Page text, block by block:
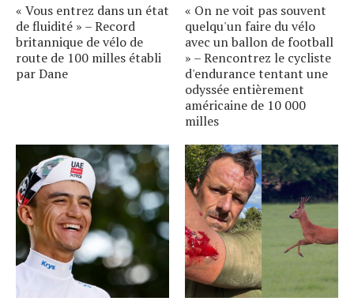
« Vous entrez dans un état
de fluidité » – Record
britannique de vélo de
route de 100 milles établi
par Dane
« On ne voit pas souvent
quelqu'un faire du vélo
avec un ballon de football
» – Rencontrez le cycliste
d'endurance tentant une
odyssée entièrement
américaine de 10 000
milles